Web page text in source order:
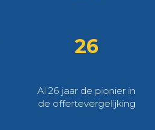
26
Al 26 jaar de pionier in
de offertevergelijking